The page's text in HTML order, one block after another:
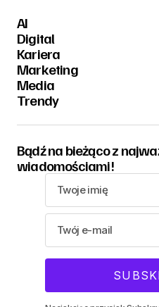
AI
Digital
Kariera
Marketing
Media
Trendy
Bądź na bieżąco z
wiadomościami!